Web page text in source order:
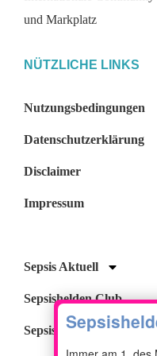
NÜTZLICHE LINKS
Nutzungsbedingungen
Datenschutzerklärung
Disclaimer
Impressum
Sepsis Aktuell
Sepsishelden Club
Sepsisheldin (Bücher)